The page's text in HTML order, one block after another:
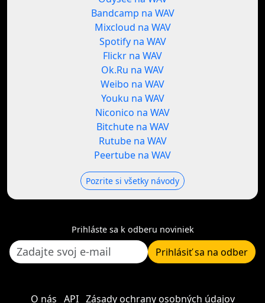
Bandcamp na WAV
Mixcloud na WAV
Spotify na WAV
Flickr na WAV
Ok.Ru na WAV
Weibo na WAV
Youku na WAV
Niconico na WAV
Bitchute na WAV
Rutube na WAV
Peertube na WAV
Pozrite si všetky návody
Prihláste sa k odberu noviniek
Prihlásiť sa na odber
O nás API Zásady ochrany osobných údajov